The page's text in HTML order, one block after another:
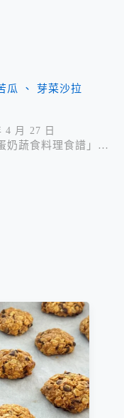
瓜 、 芽菜沙拉
4 月 27 日
在「蛋奶蔬食料理食譜」中